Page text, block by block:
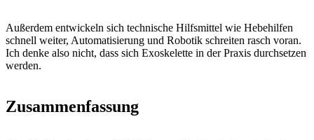
Außerdem entwickeln sich technische Hilfsmittel wie Hebehilfen
schnell weiter, Automatisierung und Robotik schreiten rasch voran.
Ich denke also nicht, dass sich Exoskelette in der Praxis durchsetzen
werden.
Zusammenfassung